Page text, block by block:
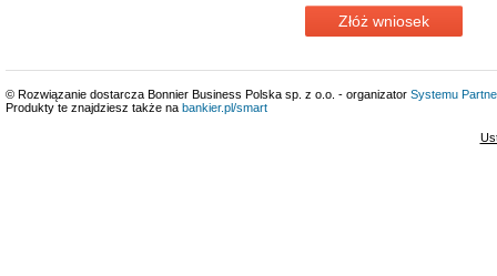
Złóż wniosek
© Rozwiązanie dostarcza Bonnier Business Polska sp. z o.o. - organizator Systemu
Produkty te znajdziesz także na bankier.pl/smart